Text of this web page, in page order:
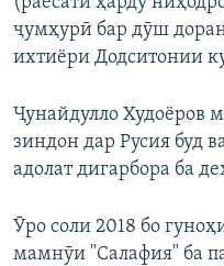
ҷумҳурӣ бар дӯш
ихтиёри Додситонии
Ҷунайдулло Худоёров
зиндон дар Русия буд
адолат дигарбора ба
Ӯро соли 2018 бо
мамнӯи "Салафия" ба